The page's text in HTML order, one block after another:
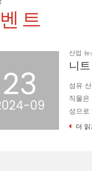
트
19
2024-09